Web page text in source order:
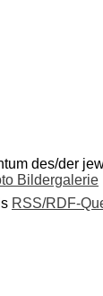
des/der
Bildergalerie
RSS/RDF-